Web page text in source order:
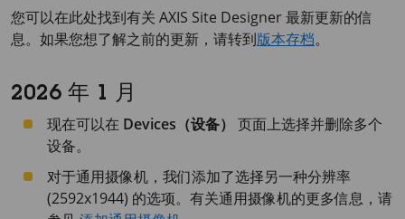
您可以在此处找到有关 AXIS Site Designer最新更新的信
息。如果您想了解之前的更新，请转到版本存档。
2026 年 1 月
现在可以在 Devices（设备） 页面上选择并删除多个
设备。
对于通用摄像机，我们添加了选择另一种分辨率
(2592x1944) 的选项。有关通用摄像机的更多信息，请